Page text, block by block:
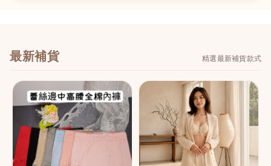
最新補貨 精選最新補貨款式